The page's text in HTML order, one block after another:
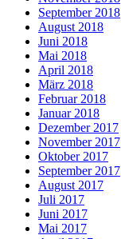
September 2018
August 2018
Juni 2018
Mai 2018
April 2018
März 2018
Februar 2018
Januar 2018
Dezember 2017
November 2017
Oktober 2017
September 2017
August 2017
Juli 2017
Juni 2017
Mai 2017